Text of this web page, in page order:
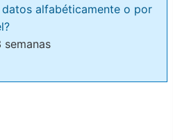
alfabéticamente o por
semanas